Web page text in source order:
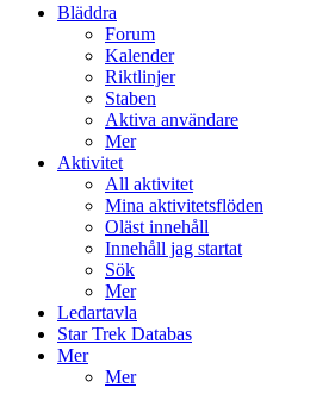
Bläddra
Forum
Kalender
Riktlinjer
Staben
Aktiva användare
Mer
Aktivitet
All aktivitet
Mina aktivitetsflöden
Oläst innehåll
Innehåll jag startat
Sök
Mer
Ledartavla
Star Trek Databas
Mer
Mer